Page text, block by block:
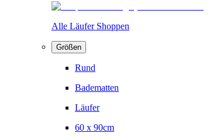
Alle Läufer Shoppen
Größen
Rund
Badematten
Läufer
60 x 90cm